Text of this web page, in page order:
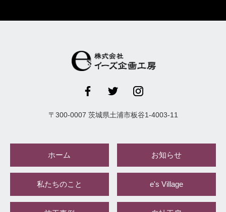
〒 300-0007 茨城県土浦市板谷1-4003-11
ホーム お知らせ
私たちのこと e's Village